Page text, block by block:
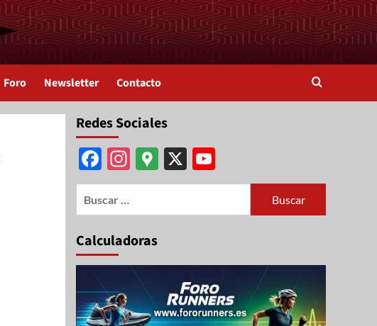
Foro Newsletter Contacto
Redes Sociales
Facebook
Instagram
Google
Maps
X YouTube
Channel
Calculadoras